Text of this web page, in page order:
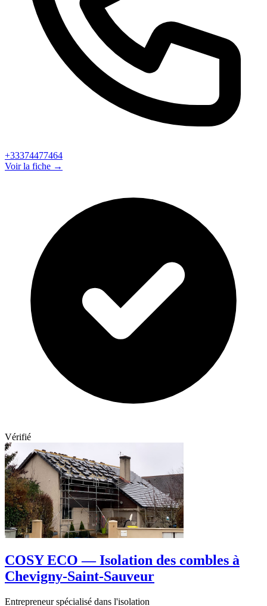
+33374477464
Voir la fiche →
Vérifié
COSY ECO — Isolation des combles à
Chevigny-Saint-Sauveur
Entrepreneur spécialisé dans l'isolation